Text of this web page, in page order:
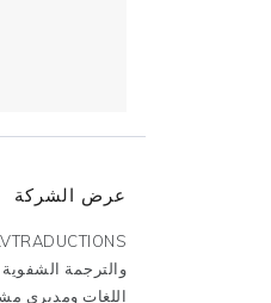
عرض الشركة
والترجمة
اللغات ومديري